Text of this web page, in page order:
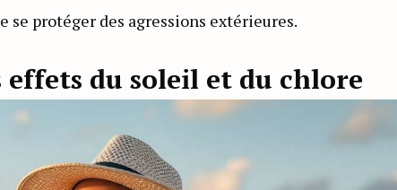
se protéger des agressions extérieures.
du soleil et du chlore